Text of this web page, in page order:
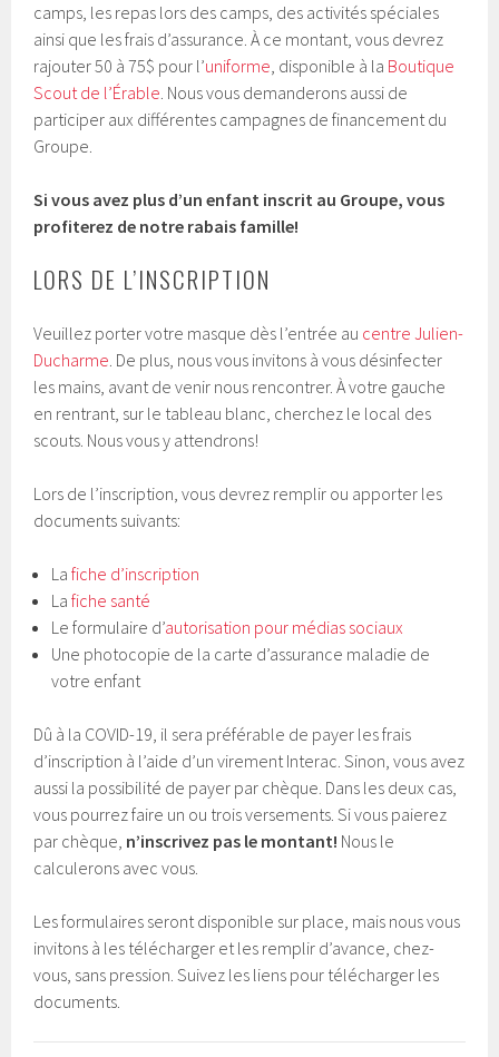
camps, les repas lors des camps, des activités spéciales
ainsi que les frais d’assurance. À ce montant, vous devrez
rajouter 50 à 75$ pour l’uniforme, disponible à la Boutique
Scout de l’Érable. Nous vous demanderons aussi de
participer aux différentes campagnes de financement du
Groupe.
Si vous avez plus d’un enfant inscrit au Groupe, vous
profiterez de notre rabais famille!
LORS DE L’INSCRIPTION
Veuillez porter votre masque dès l’entrée au centre Julien-
Ducharme. De plus, nous vous invitons à vous désinfecter
les mains, avant de venir nous rencontrer. À votre gauche
en rentrant, sur le tableau blanc, cherchez le local des
scouts. Nous vous y attendrons!
Lors de l’inscription, vous devrez remplir ou apporter les
documents suivants:
Lafiche d’inscription
Lafiche santé
Le formulaire d’autorisation pour médias sociaux
Une photocopie de la carte d’assurance maladie de
votre enfant
Dû à la COVID-19, il sera préférable de payer les frais
d’inscription à l’aide d’un virement Interac. Sinon, vous avez
aussi la possibilité de payer par chèque. Dans les deux cas,
vous pourrez faire un ou trois versements. Si vous paierez
par chèque, n’inscrivez pas le montant! Nous le
calculerons avec vous.
Les formulaires seront disponible sur place, mais nous vous
invitons à les télécharger et les remplir d’avance, chez-
vous, sans pression. Suivez les liens pour télécharger les
documents.